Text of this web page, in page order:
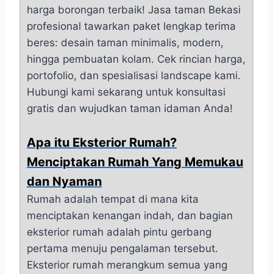
harga borongan terbaik! Jasa taman Bekasi
profesional tawarkan paket lengkap terima
beres: desain taman minimalis, modern,
hingga pembuatan kolam. Cek rincian harga,
portofolio, dan spesialisasi landscape kami.
Hubungi kami sekarang untuk konsultasi
gratis dan wujudkan taman idaman Anda!
Apa itu Eksterior Rumah?
Menciptakan Rumah Yang Memukau
dan Nyaman
Rumah adalah tempat di mana kita
menciptakan kenangan indah, dan bagian
eksterior rumah adalah pintu gerbang
pertama menuju pengalaman tersebut.
Eksterior rumah merangkum semua yang